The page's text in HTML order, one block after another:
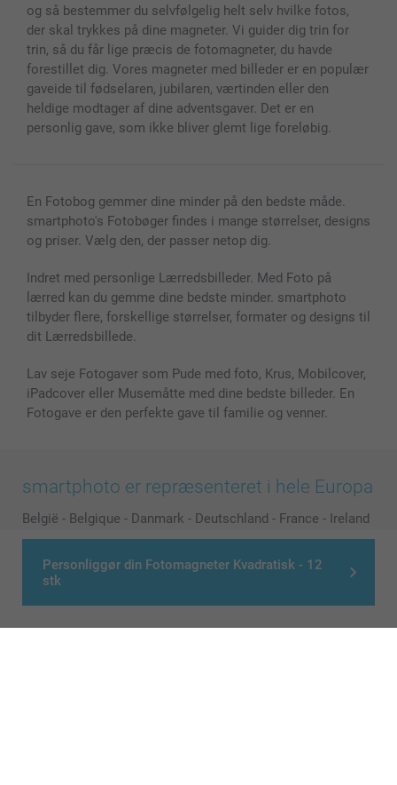
Personliggør din Fotomagneter Kvadratisk - 12
stk
og så bestemmer du selvfølgelig helt selv hvilke fotos,
der skal trykkes på dine magneter. Vi guider dig trin for
trin, så du får lige præcis de fotomagneter, du havde
forestillet dig. Vores magneter med billeder er en populær
gaveide til fødselaren, jubilaren, værtinden eller den
heldige modtager af dine adventsgaver. Det er en
personlig gave, som ikke bliver glemt lige foreløbig.
En Fotobog gemmer dine minder på den bedste måde.
smartphoto's Fotobøger findes i mange størrelser, designs
og priser. Vælg den, der passer netop dig.
Indret med personlige Lærredsbilleder. Med Foto på
lærred kan du gemme dine bedste minder. smartphoto
tilbyder flere, forskellige størrelser, formater og designs til
dit Lærredsbillede.
Lav seje Fotogaver som Pude med foto, Krus, Mobilcover,
iPadcover eller Musemåtte med dine bedste billeder. En
Fotogave er den perfekte gave til familie og venner.
smartphoto er repræsenteret i hele Europa
België - Belgique - Danmark - Deutschland - France - Ireland
- Nederland - Norge - Österreich - Schweiz - Suisse -
Switzerland - Suomi Sverige - United Kingdom -
Other Countries